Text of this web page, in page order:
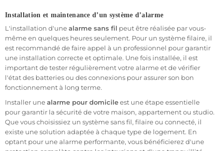
Choisir le bon système d'alarme pour votredomicile
logement, votre budget et le niveau de sécurité souhaité. Voici
quelques points à considérer pour faire le meilleur choix.
- Taille du logement
Si vous vivez dans un petit appartement
, un
système d’alarme sans fil avec des capteurs de mouvement et
revanche, pour les grandesmaisons individuellesou les
logements en immeubleavec plusieurs accès, il est préférable
d'opter pour un système plus complexe, avec des capteurs
couvrant toutes les portes, fenêtres et zones sensibles.
Installation et maintenance d’un système d’alarme
L'installation d'unealarme sans fil peut être réalisée par vous-
même en quelques heures seulement. Pour un système filaire, il
est recommandé de faire appel à un professionnel pour garantir
une installation correcte et optimale. Une fois installée, il est
important de tester régulièrement votre alarme et de vérifier
l'état des batteries ou des connexions pour assurer son bon
fonctionnement à long terme.
Installer unealarme pour domicileest une étape essentielle
pour garantir la sécurité de votre maison, appartement ou studio.
Que vous choisissiez un système sans fil, filaire ou connecté, il
existe une solution adaptée à chaque type de logement. En
optant pour une alarme performante, vous bénéficierez d'une